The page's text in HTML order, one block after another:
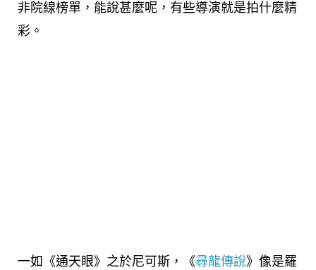
非院線榜單，能說甚麼呢，有些導演就是拍什麼精
彩。
一如《通天眼》之於尼可斯，《尋龍傳說》像是羅